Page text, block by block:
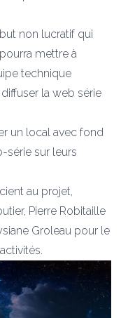
non lucratif qui
mettre à
technique
la web série
un local avec fond
série sur leurs
au projet,
Pierre Robitaille
Groleau pour le